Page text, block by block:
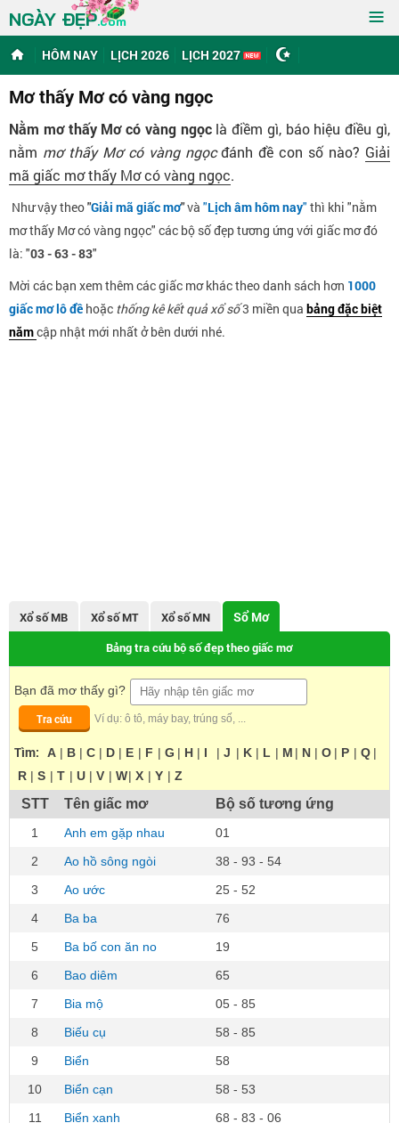
NGÀY ĐẸP.com ≡
HÔM NAY LỊCH 2026 LỊCH 2027
Mơ thấy Mơ có vàng ngọc
Nằm mơ thấy Mơ có vàng ngọclà điềm gì, báo hiệu điều gì,
nằm mơ thấy Mơ có vàng ngọcđánh đề con số nào? Giải
mã giấc mơ thấy Mơ có vàng ngọc.
Như vậy theo"Giải mã giấc mơ"và "Lịch âm hôm nay" thì khi "nằm
mơ thấy Mơ có vàng ngọc" các bộ số đẹp tương ứng với giấc mơ đó
là: "03 - 63 - 83"
Mời các bạn xem thêm các giấc mơ khác theo danh sách hơn 1000
giấc mơ lô đề hoặc thống kê kết quả xổ số3 miền qua bảng đặc biệt
nămcập nhật mới nhất ở bên dưới nhé.
Xổ số MB Xổ số MT Xổ số MN Sổ Mơ
Bảng tra cứu bộ số đẹp theo giấc mơ
Bạn đã mơ thấy gì?
Tra cứu
Ví dụ: ô tô, máy bay, trúng số, ...
Tìm: A | B | C | D | E | F | G | H | I | J | K | L | M | N | O | P | Q |
R | S | T | U | V | W| X | Y | Z
STT Tên giấc mơ Bộ số tương ứng
1 Anh em gặp nhau
01
2
Ao hồ sông ngòi
38 - 93 - 54
3
Ao ước
25 - 52
4
Ba ba
76
5
Ba bố con ăn no
19
6
Bao diêm
65
7
Bia mộ
05 - 85
8
Biếu cụ
58 - 85
9
Biển
58
10
Biển cạn
58 - 53
11
Biển xanh
68 - 83 - 06